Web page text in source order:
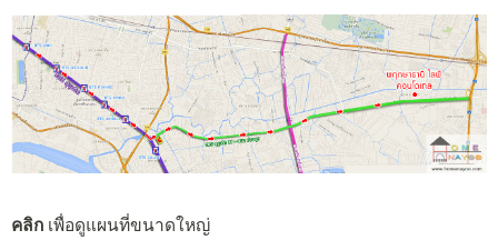
คลิก เพื่อดูแผนที่ขนาดใหญ่